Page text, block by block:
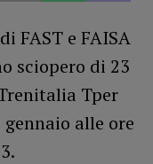
FAST e FAISA
sciopero di 23
Tper
alle ore